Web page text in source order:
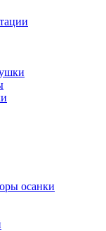
осанки